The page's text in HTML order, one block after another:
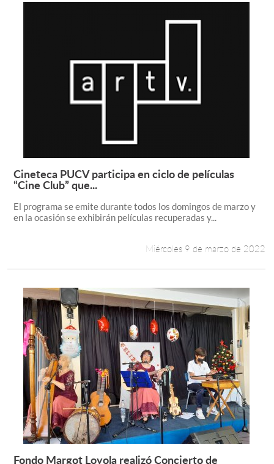
Leer más +
Cineteca PUCV participa en ciclo de películas
“Cine Club” que...
El programa se emite durante todos los domingos de marzo y
en la ocasión se exhibirán películas recuperadas y...
Miércoles 9 de marzo de 2022
Fondo Margot Loyola realizó Concierto de